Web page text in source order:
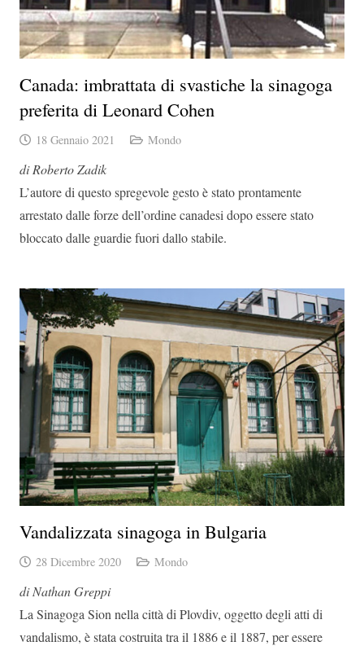
Canada: imbrattata di svastiche la sinagoga
preferita di Leonard Cohen
18 Gennaio 2021 Mondo
di Roberto Zadik
L’autore di questo spregevole gesto è stato prontamente
arrestato dalle forze dell’ordine canadesi dopo essere stato
bloccato dalle guardie fuori dallo stabile.
Vandalizzata sinagoga in Bulgaria
28 Dicembre 2020 Mondo
di Nathan Greppi
La Sinagoga Sion nella città di Plovdiv, oggetto degli atti di
vandalismo, è stata costruita tra il 1886 e il 1887, per essere